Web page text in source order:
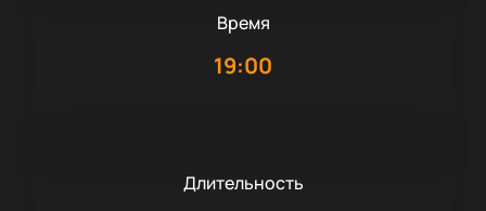
Время
19:00
Длительность